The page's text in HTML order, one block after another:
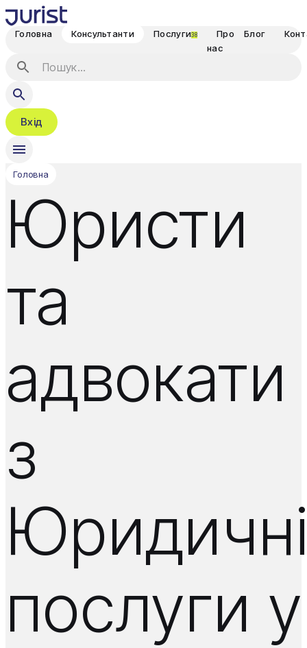
Головна Консультанти Послуги38
Про
нас
Блог
Вхід
Головна
Юристи
та
адвокати
з
послуги у